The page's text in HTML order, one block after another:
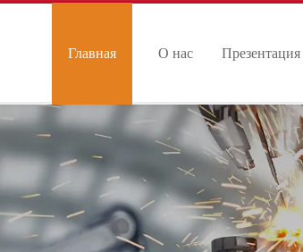
Главная
страница
О нас Презентация
продукции